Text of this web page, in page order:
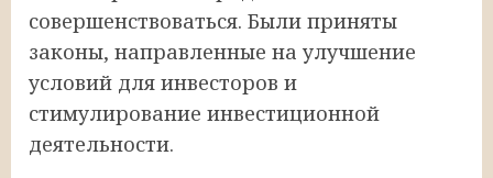
совершенствоваться. Были приняты
законы, направленные на улучшение
условий для инвесторов и
стимулирование инвестиционной
деятельности.